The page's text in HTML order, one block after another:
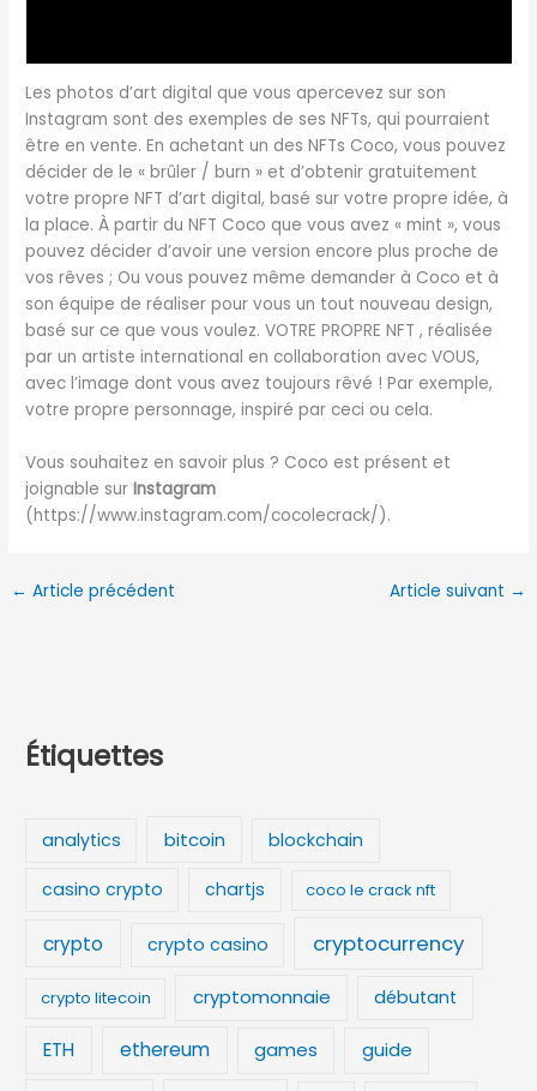
Les photos d’art digital que vous apercevez sur son
Instagram sont des exemples de ses NFTs, qui pourraient
être en vente. En achetant un des NFTs Coco, vous pouvez
décider de le « brûler / burn » et d’obtenir gratuitement
votre propre NFT d’art digital, basé sur votre propre idée, à
la place. À partir du NFT Coco que vous avez « mint », vous
pouvez décider d’avoir une version encore plus proche de
vos rêves ; Ou vous pouvez même demander à Coco et à
son équipe de réaliser pour vous un tout nouveau design,
basé sur ce que vous voulez. VOTRE PROPRE NFT , réalisée
par un artiste international en collaboration avec VOUS,
avec l’image dont vous avez toujours rêvé ! Par exemple,
votre propre personnage, inspiré par ceci ou cela.
Vous souhaitez en savoir plus ? Coco est présent et
joignable surInstagram
(https://www.instagram.com/cocolecrack/).
← Article précédent Article suivant →
Étiquettes
analytics bitcoin blockchain
casino crypto chartjs coco le crack nft
crypto crypto casino cryptocurrency
crypto litecoin cryptomonnaie débutant
ETH ethereum games guide